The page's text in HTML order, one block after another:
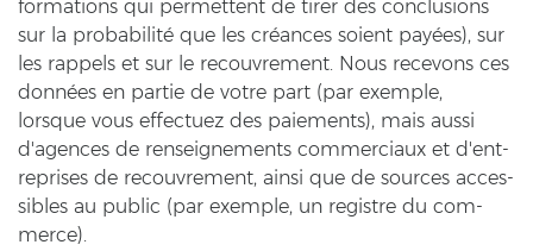
for­ma­ti­ons qui per­met­tent de tirer des con­clu­si­ons
sur la probabilité que les créances soient payées), sur
les rap­pels et sur le re­cou­vre­ment. Nous rece­vons ces
données en par­tie de votre part (par ex­emp­le,
lorsque vous ef­fec­tu­ez des pai­e­ments), mais aussi
d'agen­ces de rens­eig­ne­ments com­mer­ci­aux et d'en­t­
re­pri­ses de re­cou­vre­ment, ainsi que de sources ac­ces­
si­bles au pu­blic (par ex­emp­le, un re­gist­re du com­
mer­ce).